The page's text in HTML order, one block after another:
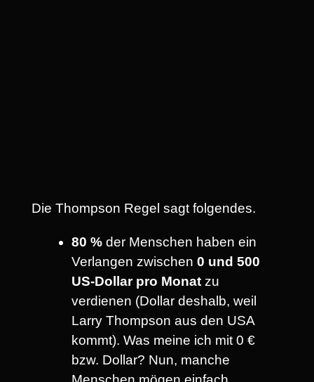
Die Thompson Regel sagt folgendes.
80 % der Menschen haben ein
Verlangen zwischen 0 und 500
US-Dollar pro Monat zu
verdienen (Dollar deshalb, weil
Larry Thompson aus den USA
kommt). Was meine ich mit 0 €
bzw. Dollar? Nun, manche